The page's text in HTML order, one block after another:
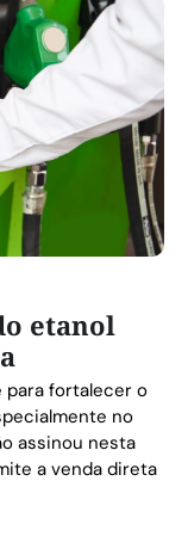
etanol
para fortalecer o
no
assinou nesta
a venda direta